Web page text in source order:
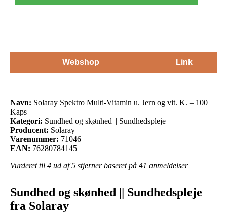
Webshop Link
Navn: Solaray Spektro Multi-Vitamin u. Jern og vit. K. – 100
Kaps
Kategori: Sundhed og skønhed || Sundhedspleje
Producent: Solaray
Varenummer: 71046
EAN: 76280784145
Vurderet til 4 ud af 5 stjerner baseret på 41 anmeldelser
Sundhed og skønhed || Sundhedspleje
fra Solaray